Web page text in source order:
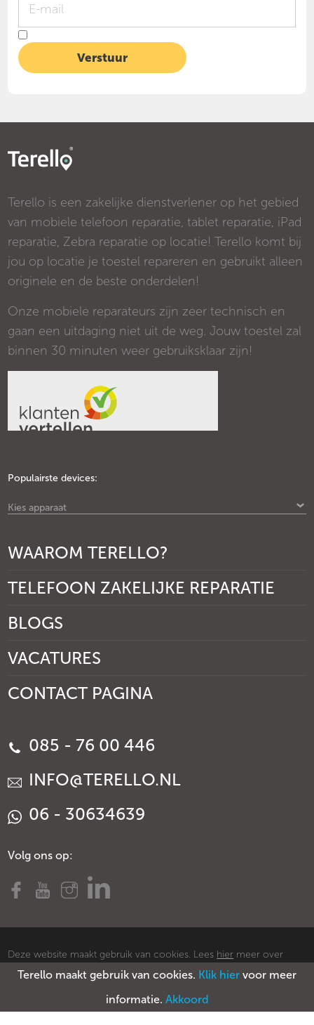
Terello maakt gebruik van cookies. Klik hier voor meer
informatie. Akkoord
Terello is een zakelijke dienstverlener op het gebied
van mobiele telefoon reparatie, tablet reparatie, iPad
reparatie, Zebra reparatie op locatie! Terello komt bij
jou op locatie je toestel repareren en gebruikt alleen
originele en de beste onderdelen!
Onze mobiele reparateurs zijn zeer technisch en
gaan een uitdaging niet uit de weg. Jouw toestel zal
binnen 30 minuten weer gebruiksklaar zijn!
Populairste devices:
Kies apparaat
WAAROM TERELLO?
TELEFOON ZAKELIJKE REPARATIE
BLOGS
VACATURES
CONTACT PAGINA
085 - 76 00 446
INFO@TERELLO.NL
06 - 30634639
Volg ons op:
Deze website maakt gebruik van cookies. Lees hier meer over
cookies.
Voorwaarden Privacy policy